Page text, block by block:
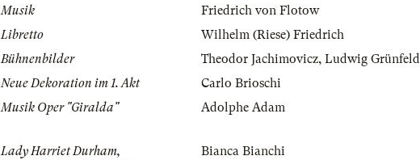
Musik
Friedrich von Flotow
Libretto
Wilhelm (Riese) Friedrich
Bühnenbilder
Theodor Jachimovicz, Ludwig Grünfeld
Neue Dekoration im 1. Akt
Carlo Brioschi
Musik Oper "Giralda"
Adolphe Adam
Lady Harriet Durham,
Bianca Bianchi